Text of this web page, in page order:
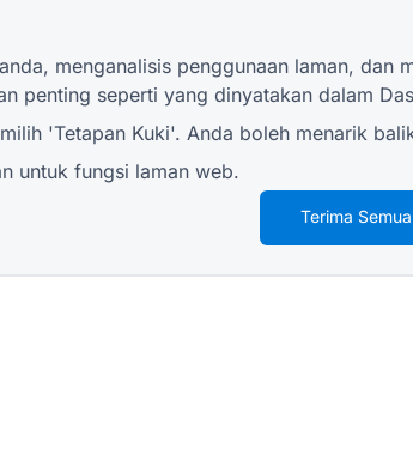
menganalisis penggunaan laman,
penting seperti yang dinyatakan dalam
'Tetapan Kuki'. Anda boleh menarik
untuk fungsi laman web.
Terima